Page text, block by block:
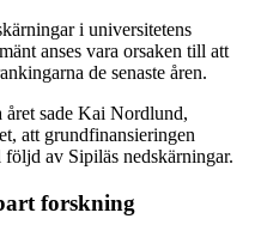
i universitetens
anses vara orsaken till att
de senaste åren.
sade Kai Nordlund,
att grundfinansieringen
av Sipiläs nedskärningar.
forskning